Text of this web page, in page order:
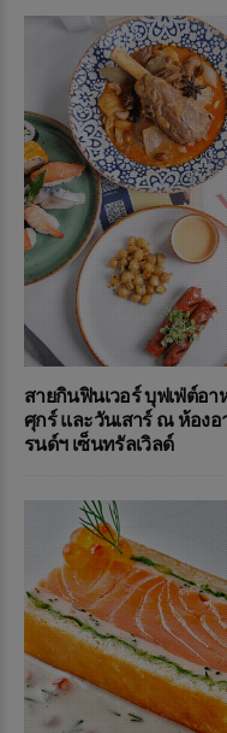
สายกินฟินเวอร์ บุฟเฟ่ต์อ
ศุกร์ และวันเสาร์ ณ ห้อง
รนด์ฯ เซ็นทรัลเวิลด์